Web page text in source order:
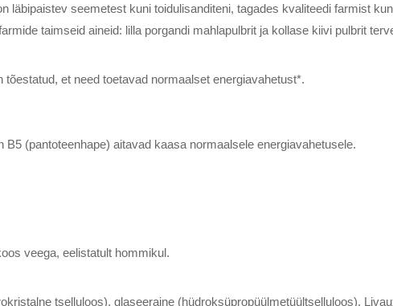
läbipaistev seemetest kuni toidulisanditeni, tagades kvaliteedi farmist
taimseid aineid: lilla porgandi mahlapulbrit ja kollase kiivi pulbrit
tõestatud, et need toetavad normaalset energiavahetust*.
B5 (pantoteenhape) aitavad kaasa normaalsele energiavahetusele.
veega, eelistatult hommikul.
tselluloos), glaseeraine (hüdroksüpropüülmetüültselluloos),